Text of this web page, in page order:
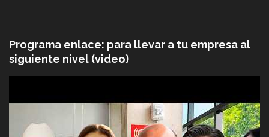
Programa enlace: para llevar a tu empresa al
siguiente nivel (video)